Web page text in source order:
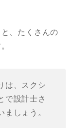
、たくさんの
は、スクシ
で設計士さ
ましょう。